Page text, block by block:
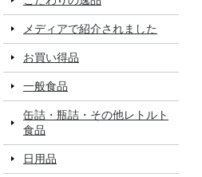
メディアで紹介されました
お買い得品
一般食品
缶詰・瓶詰・その他レトルト
食品
日用品